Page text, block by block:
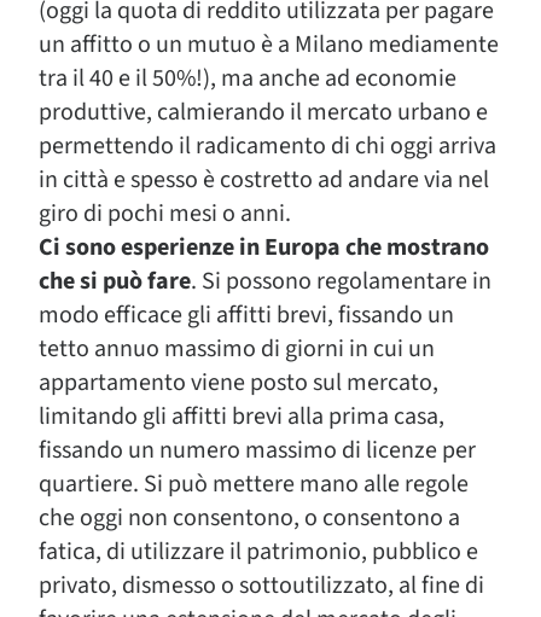
(oggi la quota di reddito utilizzata per pagare
un affitto o un mutuo è a Milano mediamente
tra il 40 e il 50%!), ma anche ad economie
produttive, calmierando il mercato urbano e
permettendo il radicamento di chi oggi arriva
in città e spesso è costretto ad andare via nel
giro di pochi mesi o anni.
Ci sono esperienze in Europa che mostrano
che si può fare. Si possono regolamentare in
modo efficace gli affitti brevi, fissando un
tetto annuo massimo di giorni in cui un
appartamento viene posto sul mercato,
limitando gli affitti brevi alla prima casa,
fissando un numero massimo di licenze per
quartiere. Si può mettere mano alle regole
che oggi non consentono, o consentono a
fatica, di utilizzare il patrimonio, pubblico e
privato, dismesso o sottoutilizzato, al fine di